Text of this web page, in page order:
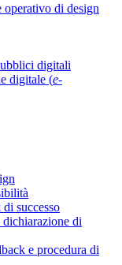
operativo di design
digitali
digitale (e-
successo
di
e procedura di